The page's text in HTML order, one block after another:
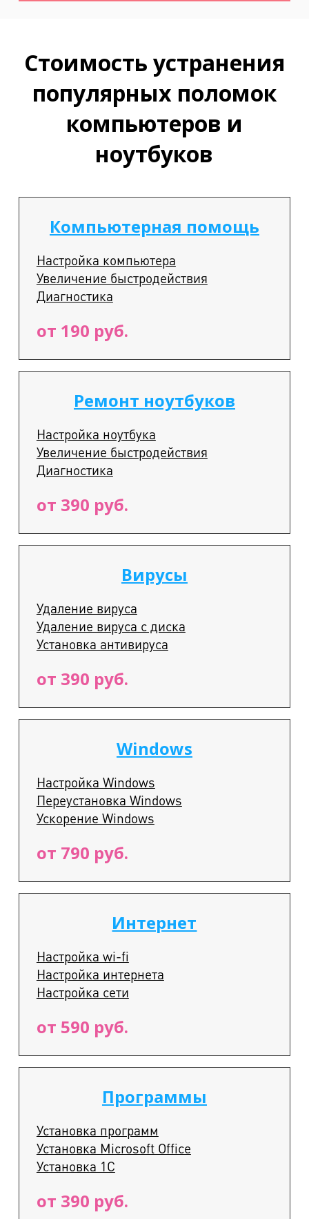
Стоимость устранения
популярных поломок
компьютеров и
ноутбуков
Компьютерная помощь
Настройка компьютера
Увеличение быстродействия
Диагностика
от 190 руб.
Ремонт ноутбуков
Настройка ноутбука
Увеличение быстродействия
Диагностика
от 390 руб.
Вирусы
Удаление вируса
Удаление вируса с диска
Установка антивируса
от 390 руб.
Windows
Настройка Windows
Переустановка Windows
Ускорение Windows
от 790 руб.
Интернет
Настройка wi-fi
Настройка интернета
Настройка сети
от 590 руб.
Программы
Установка программ
Установка Microsoft Office
Установка 1С
от 390 руб.